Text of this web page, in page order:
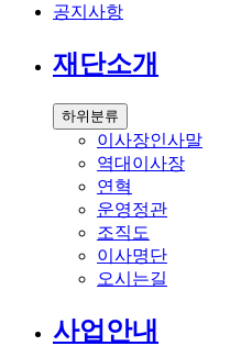
공지사항
재단소개
하위분류
이사장인사말
역대이사장
연혁
운영정관
조직도
이사명단
오시는길
사업안내